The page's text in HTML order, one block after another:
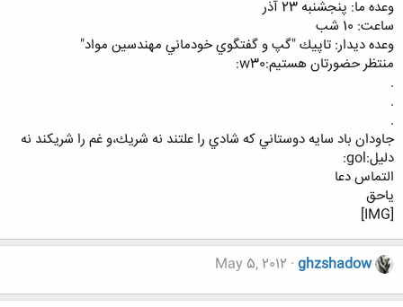
وعده ما: پنجشنبه 23 آذر
ساعت: 10 شب
وعده ديدار: تاپيك "گپ و گفتگوي خودماني مهندسين مواد"
منتظر حضورتان هستيم:w30:
.
.
.
جاودان باد سايه دوستاني كه شادي را علتند نه شريك،‌و غم را شريكند نه
دليل:gol:
التماس دعا
ياحق
[IMG]
ghzshadow
May 5, 2012